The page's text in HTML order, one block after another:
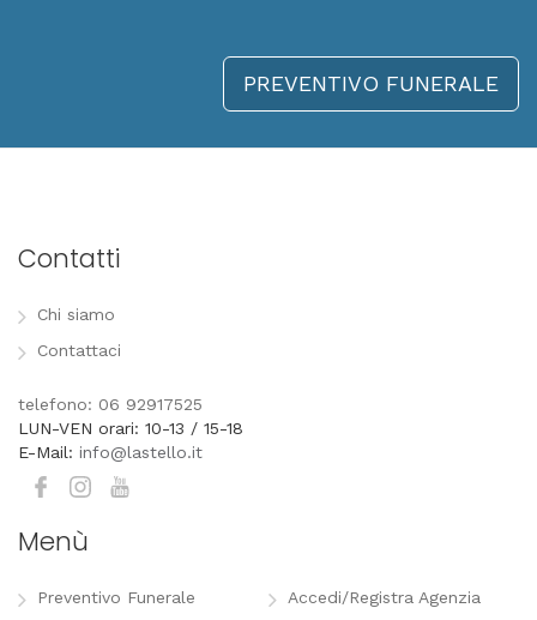
PREVENTIVO FUNERALE
Contatti
Chi siamo
Contattaci
telefono: 06 92917525
LUN-VEN orari: 10-13 / 15-18
E-Mail: info@lastello.it
Menù
Preventivo Funerale
Accedi/Registra Agenzia